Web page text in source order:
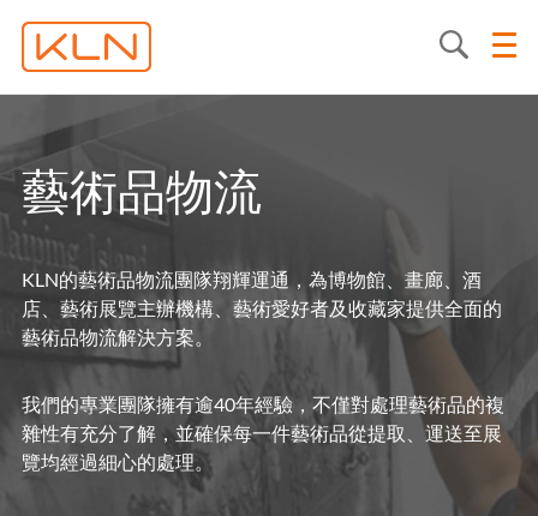
藝術品物流
KLN的藝術品物流團隊翔輝運通，為博物館、畫廊、酒
店、藝術展覽主辦機構、藝術愛好者及收藏家提供全面的
藝術品物流解決方案。
我們的專業團隊擁有逾40年經驗，不僅對處理藝術品的複
雜性有充分了解，並確保每一件藝術品從提取、運送至展
覽均經過細心的處理。